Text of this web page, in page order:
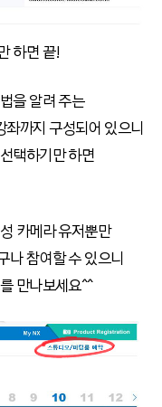
하면 끝!
을 알려 주는
까지 구성되어 있으니
택하기만 하면
카메라 유저뿐만
나 참여할 수 있으니
만나보세요^^